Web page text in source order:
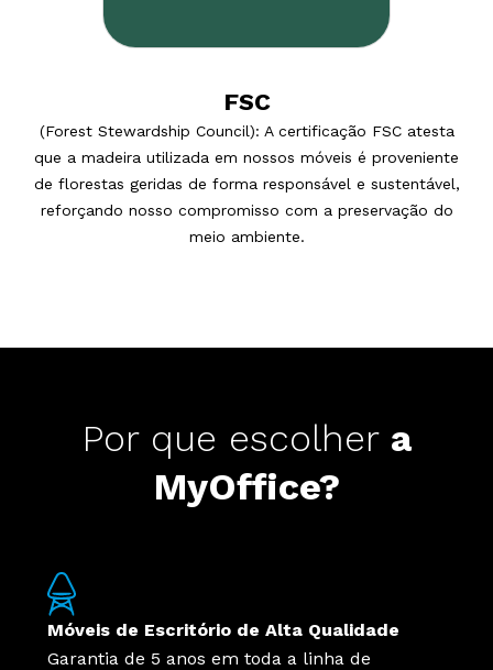
FSC
(Forest Stewardship Council): A certificação FSC atesta
que a madeira utilizada em nossos móveis é proveniente
de florestas geridas de forma responsável e sustentável,
reforçando nosso compromisso com a preservação do
meio ambiente.
Por que escolher a
MyOffice?
Móveis de Escritório de Alta Qualidade
Garantia de 5 anos em toda a linha de